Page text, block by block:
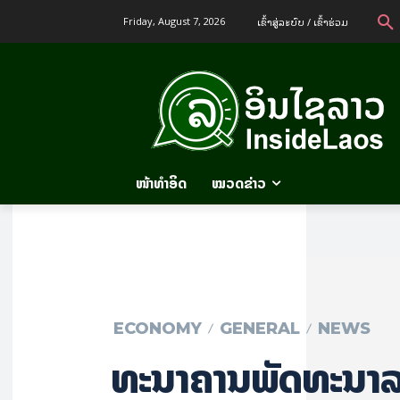
Friday, August 7, 2026 ເຂົ້າ​ສູ່​ລະ​ບົບ / ເຂົ້າ​ຮ່ວມ
ໜ້າທຳອິດ ໝວດຂ່າວ
ECONOMY GENERAL NEWS
ທະນາຄານພັດທະນາ